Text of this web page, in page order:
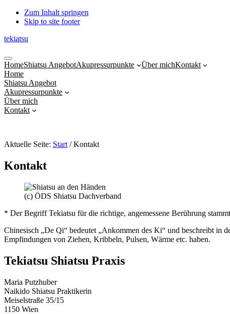
Zum Inhalt springen
Skip to site footer
tekiatsu
Shiatsu
bringt
Energie
in
Fluss...
Menu
HomeShiatsu AngebotAkupressurpunkte Über michKontakt
Home
Shiatsu Angebot
Akupressurpunkte
Über mich
Kontakt
Aktuelle Seite: Start /Kontakt
Kontakt
(c) ÖDS Shiatsu Dachverband
* Der Begriff Tekiatsu für die richtige, angemessene Berührung
Chinesisch „De Qi“ bedeutet „Ankommen des Ki“ und beschreibt
Empfindungen von Ziehen, Kribbeln, Pulsen, Wärme etc. haben.
Tekiatsu Shiatsu Praxis
Maria Putzhuber
Naikido Shiatsu Praktikerin
Meiselstraße 35/15
1150 Wien